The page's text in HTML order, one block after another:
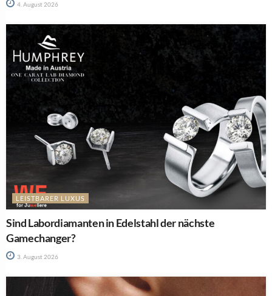
4. August 2026
LEISTBARER LUXUS
Sind Labordiamanten in Edelstahl der nächste
Gamechanger?
3. August 2026